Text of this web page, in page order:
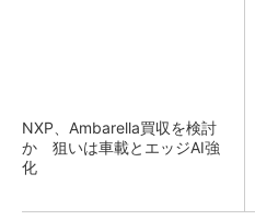
NXP、Ambarella買収を検討
か 狙いは車載とエッジAI強
化